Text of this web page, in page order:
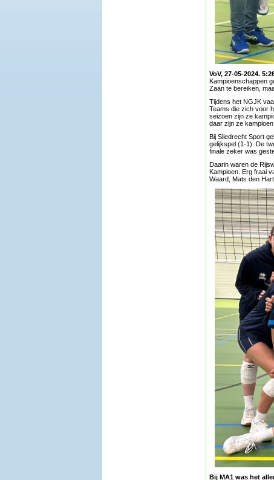
VoV, 27-05-2024.
Kampioenschappen
Zaan te bereiken,
Tijdens het NGJK
Teams die zich voor
seizoen zijn ze
daar zijn ze
Bij Sliedrecht Sport
gelijkspel (1-1). De
finale zeker was
Daarin waren de
Kampioen. Erg fraai
Waard, Mats den
Bij MA1 was het